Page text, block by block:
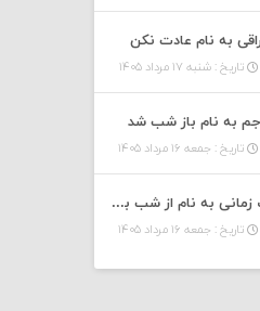
به نام عادت نکن
تاریخ : شنبه ۱۷ مرداد ۱۴۰۵
جم به نام باز شب شد
تاریخ : جمعه ۱۶ مرداد ۱۴۰۵
دانلود آهنگ یوسف زمانی به نام از شب بپرسید
تاریخ : جمعه ۱۶ مرداد ۱۴۰۵